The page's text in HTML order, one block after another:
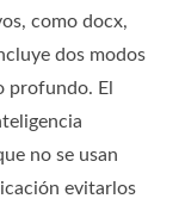
como docx,
dos modos
profundo. El
no se usan
evitarlos